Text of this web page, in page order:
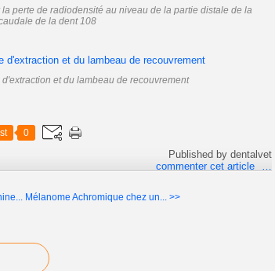
perte de radiodensité au niveau de la partie distale de la
de la dent 108
et du lambeau de recouvrement
0
Published by dentalvet
commenter cet article
Mélanome Achromique chez un... >>